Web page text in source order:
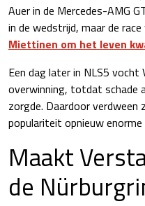
Auer in de Mercedes-AMG
in de wedstrijd, maar de
Miettinen om het leven
Een dag later in NLS5
overwinning, totdat schade
zorgde. Daardoor verdween
populariteit opnieuw
Maakt
de